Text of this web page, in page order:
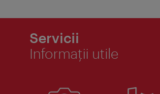
Servicii
Informaţii utile